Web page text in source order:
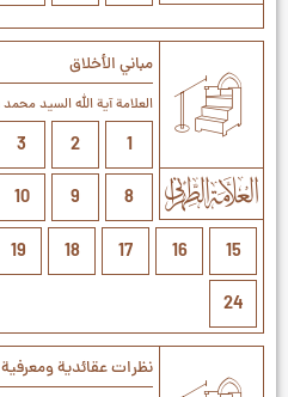
مباني الأخلاق
العلامة آیة الله السيد
1
2
3
8
9
10
15
16
17
18
19
24
نظرات عقائدية ومعرفية